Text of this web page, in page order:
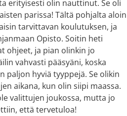
erityisesti olin nauttinut. Se oli
parissa! Tältä pohjalta aloin
tarvittavan koulutuksen, ja
Opisto. Soitin heti
ohjeet, ja pian olinkin jo
vahvasti pääsyäni, koska
paljon hyviä tyyppejä. Se olikin
aikana, kun olin siipi maassa.
valittujen joukossa, mutta jo
että tervetuloa!